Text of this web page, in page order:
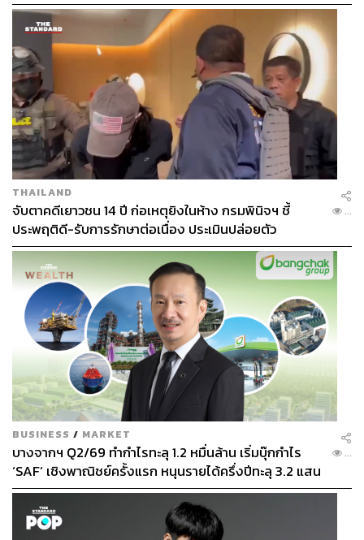
THAILAND
จับตาคดีเยาวชน 14 ปี ก่อเหตุยิงในห้าง กรมพินิจฯ ชี้
ประพฤติดี-รับการรักษาต่อเนื่อง ประเมินปล่อยตัว
...
BUSINESS / MARKET
บางจากฯ Q2/69 ทำกำไรทะลุ 1.2 หมื่นล้าน เริ่มบุ๊กกำไร
‘SAF’ เชิงพาณิชย์ครั้งแรก หนุนรายได้ครึ่งปีทะลุ 3.2 แสน
ล้าน
...